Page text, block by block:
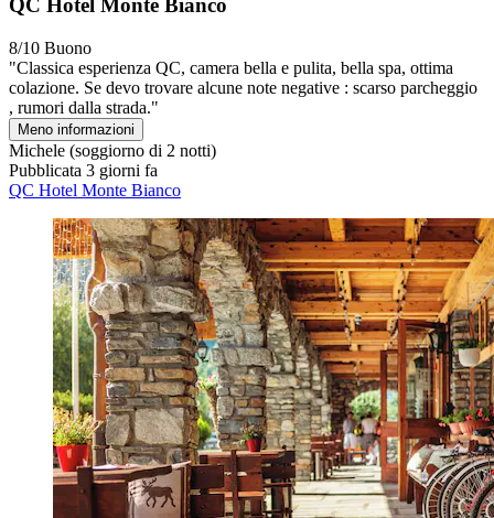
QC Hotel Monte Bianco
8/10 Buono
"Classica esperienza QC, camera bella e pulita, bella spa, ottima
colazione. Se devo trovare alcune note negative : scarso parcheggio
, rumori dalla strada."
Meno informazioni
Michele (soggiorno di 2 notti)
Pubblicata 3 giorni fa
QC Hotel Monte Bianco